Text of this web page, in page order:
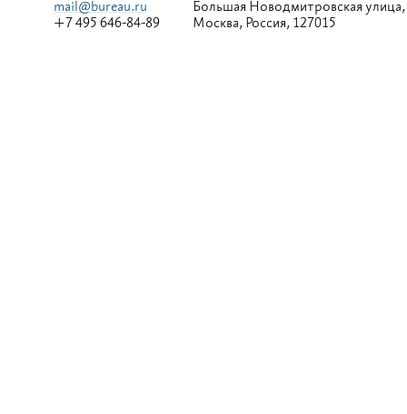
mail@bureau.ru
+7 495 646-84-89
Большая Новодмитровская улица,
Москва, Россия, 127015